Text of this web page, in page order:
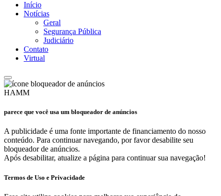
Início
Notícias
Geral
Segurança Pública
Judiciário
Contato
Virtual
HAMM
parece que você usa um bloqueador de anúncios
A publicidade é uma fonte importante de financiamento do nosso
conteúdo. Para continuar navegando, por favor desabilite seu
bloqueador de anúncios.
Após desabilitar, atualize a página para continuar sua navegação!
Termos de Uso e Privacidade